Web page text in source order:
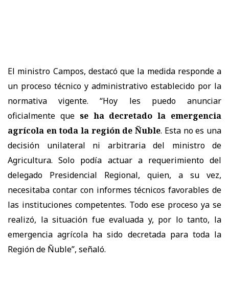
El ministro Campos, destacó que la medida responde a
un proceso técnico y administrativo establecido por la
normativa vigente. “Hoy les puedo anunciar
oficialmente que se ha decretado la emergencia
agrícola en toda la región de Ñuble. Esta no es una
decisión unilateral ni arbitraria del ministro de
Agricultura. Solo podía actuar a requerimiento del
delegado Presidencial Regional, quien, a su vez,
necesitaba contar con informes técnicos favorables de
las instituciones competentes. Todo ese proceso ya se
realizó, la situación fue evaluada y, por lo tanto, la
emergencia agrícola ha sido decretada para toda la
Región de Ñuble”, señaló.